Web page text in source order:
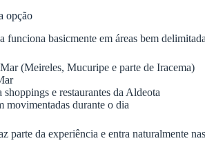
opção
funciona basicmente em áreas bem
(Meireles, Mucuripe e parte de Iracema)
e restaurantes da Aldeota
movimentadas durante o dia
parte da experiência e entra naturalmente